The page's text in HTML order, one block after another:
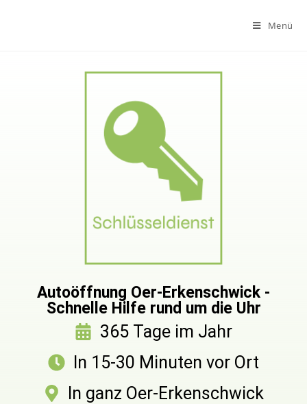
Menü
Autoöffnung Oer-Erkenschwick -
Schnelle Hilfe rund um die Uhr
365 Tage im Jahr
In 15-30 Minuten vor Ort
In ganz Oer-Erkenschwick